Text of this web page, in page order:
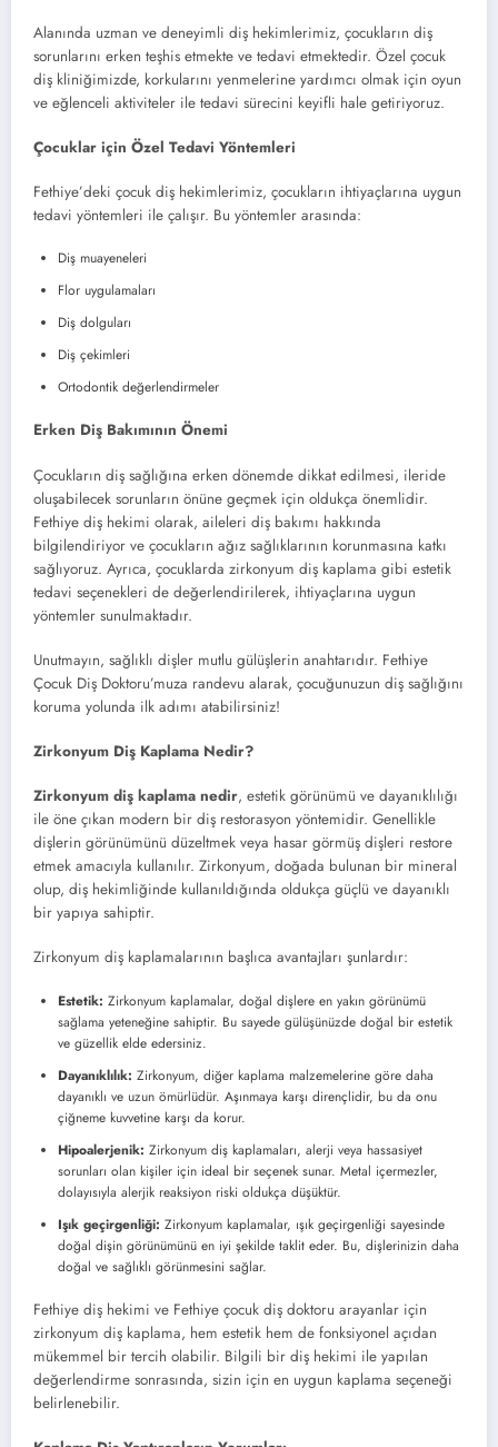
Alanında uzman ve deneyimli diş hekimlerimiz, çocukların diş
sorunlarını erken teşhis etmekte ve tedavi etmektedir. Özel çocuk
diş kliniğimizde, korkularını yenmelerine yardımcı olmak için oyun
ve eğlenceli aktiviteler ile tedavi sürecini keyifli hale getiriyoruz.
Çocuklar için Özel Tedavi Yöntemleri
Fethiye’deki çocuk diş hekimlerimiz, çocukların ihtiyaçlarına uygun
tedavi yöntemleri ile çalışır. Bu yöntemler arasında:
Diş muayeneleri
Flor uygulamaları
Diş dolguları
Diş çekimleri
Ortodontik değerlendirmeler
Erken Diş Bakımının Önemi
Çocukların diş sağlığına erken dönemde dikkat edilmesi, ileride
oluşabilecek sorunların önüne geçmek için oldukça önemlidir.
Fethiye diş hekimi olarak, aileleri diş bakımı hakkında
bilgilendiriyor ve çocukların ağız sağlıklarının korunmasına katkı
sağlıyoruz. Ayrıca, çocuklarda zirkonyum diş kaplama gibi estetik
tedavi seçenekleri de değerlendirilerek, ihtiyaçlarına uygun
yöntemler sunulmaktadır.
Unutmayın, sağlıklı dişler mutlu gülüşlerin anahtarıdır. Fethiye
Çocuk Diş Doktoru’muza randevu alarak, çocuğunuzun diş sağlığını
koruma yolunda ilk adımı atabilirsiniz!
Zirkonyum Diş Kaplama Nedir?
Zirkonyum diş kaplama nedir, estetik görünümü ve dayanıklılığı
ile öne çıkan modern bir diş restorasyon yöntemidir. Genellikle
dişlerin görünümünü düzeltmek veya hasar görmüş dişleri restore
etmek amacıyla kullanılır. Zirkonyum, doğada bulunan bir mineral
olup, diş hekimliğinde kullanıldığında oldukça güçlü ve dayanıklı
bir yapıya sahiptir.
Zirkonyum diş kaplamalarının başlıca avantajları şunlardır:
Estetik: Zirkonyum kaplamalar, doğal dişlere en yakın görünümü
sağlama yeteneğine sahiptir. Bu sayede gülüşünüzde doğal bir estetik
ve güzellik elde edersiniz.
Dayanıklılık: Zirkonyum, diğer kaplama malzemelerine göre daha
dayanıklı ve uzun ömürlüdür. Aşınmaya karşı dirençlidir, bu da onu
çiğneme kuvvetine karşı da korur.
Hipoalerjenik: Zirkonyum diş kaplamaları, alerji veya hassasiyet
sorunları olan kişiler için ideal bir seçenek sunar. Metal içermezler,
dolayısıyla alerjik reaksiyon riski oldukça düşüktür.
Işık geçirgenliği: Zirkonyum kaplamalar, ışık geçirgenliği sayesinde
doğal dişin görünümünü en iyi şekilde taklit eder. Bu, dişlerinizin daha
doğal ve sağlıklı görünmesini sağlar.
Fethiye diş hekimi ve Fethiye çocuk diş doktoru arayanlar için
zirkonyum diş kaplama, hem estetik hem de fonksiyonel açıdan
mükemmel bir tercih olabilir. Bilgili bir diş hekimi ile yapılan
değerlendirme sonrasında, sizin için en uygun kaplama seçeneği
belirlenebilir.